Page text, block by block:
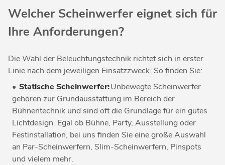
Welcher Scheinwerfer eignet sich für
Ihre Anforderungen?
Die Wahl der Beleuchtungstechnik richtet sich in erster
Linie nach dem jeweiligen Einsatzzweck. So finden Sie:
• Statische Scheinwerfer:Unbewegte Scheinwerfer
gehören zur Grundausstattung im Bereich der
Bühnentechnik und sind oft die Grundlage für ein gutes
Lichtdesign. Egal ob Bühne, Party, Ausstellung oder
Festinstallation, bei uns finden Sie eine große Auswahl
an Par-Scheinwerfern, Slim-Scheinwerfern, Pinspots
und vielem mehr.